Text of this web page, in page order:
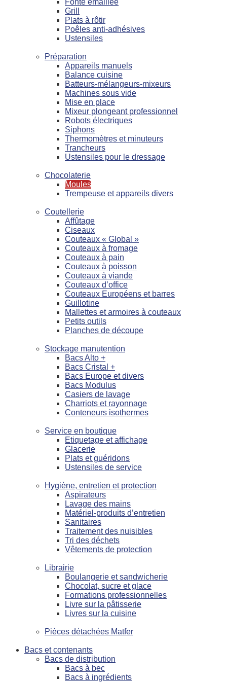
Fonte émaillée
Grill
Plats à rôtir
Poêles anti-adhésives
Ustensiles
Préparation
Appareils manuels
Balance cuisine
Batteurs-mélangeurs-mixeurs
Machines sous vide
Mise en place
Mixeur plongeant professionnel
Robots électriques
Siphons
Thermomètres et minuteurs
Trancheurs
Ustensiles pour le dressage
Chocolaterie
Moules
Trempeuse et appareils divers
Coutellerie
Affûtage
Ciseaux
Couteaux « Global »
Couteaux à fromage
Couteaux à pain
Couteaux à poisson
Couteaux à viande
Couteaux d’office
Couteaux Européens et barres
Guillotine
Mallettes et armoires à couteaux
Petits outils
Planches de découpe
Stockage manutention
Bacs Alto +
Bacs Cristal +
Bacs Europe et divers
Bacs Modulus
Casiers de lavage
Charriots et rayonnage
Conteneurs isothermes
Service en boutique
Etiquetage et affichage
Glacerie
Plats et guéridons
Ustensiles de service
Hygiène, entretien et protection
Aspirateurs
Lavage des mains
Matériel-produits d’entretien
Sanitaires
Traitement des nuisibles
Tri des déchets
Vêtements de protection
Librairie
Boulangerie et sandwicherie
Chocolat, sucre et glace
Formations professionnelles
Livre sur la pâtisserie
Livres sur la cuisine
Pièces détachées Matfer
Bacs et contenants
Bacs de distribution
Bacs à bec
Bacs à ingrédients